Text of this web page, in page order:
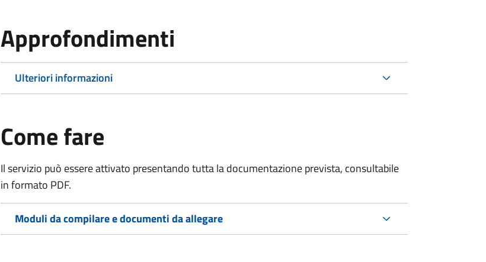
Approfondimenti
Ulteriori informazioni
Come fare
Il servizio può essere attivato presentando tutta la documentazione prevista, consultabile
in formato PDF.
Moduli da compilare e documenti da allegare